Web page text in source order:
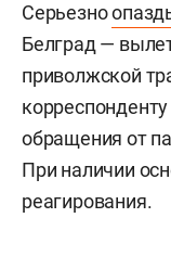
Серьезно
Белград —
приволжской
обращения от
При наличии
реагирования.